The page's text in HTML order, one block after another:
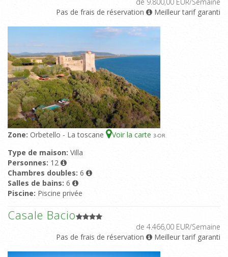
Pas de frais de réservation
Meilleur tarif garanti
Zone: Orbetello - La toscane Voir la carte 3-OR
Type de maison: Villa
Personnes: 12
Chambres doubles: 6
Salles de bains: 6
Piscine: Piscine privée
Casale Bacio
de 4.466,00 EUR/Semaine
Pas de frais de réservation
Meilleur tarif garanti